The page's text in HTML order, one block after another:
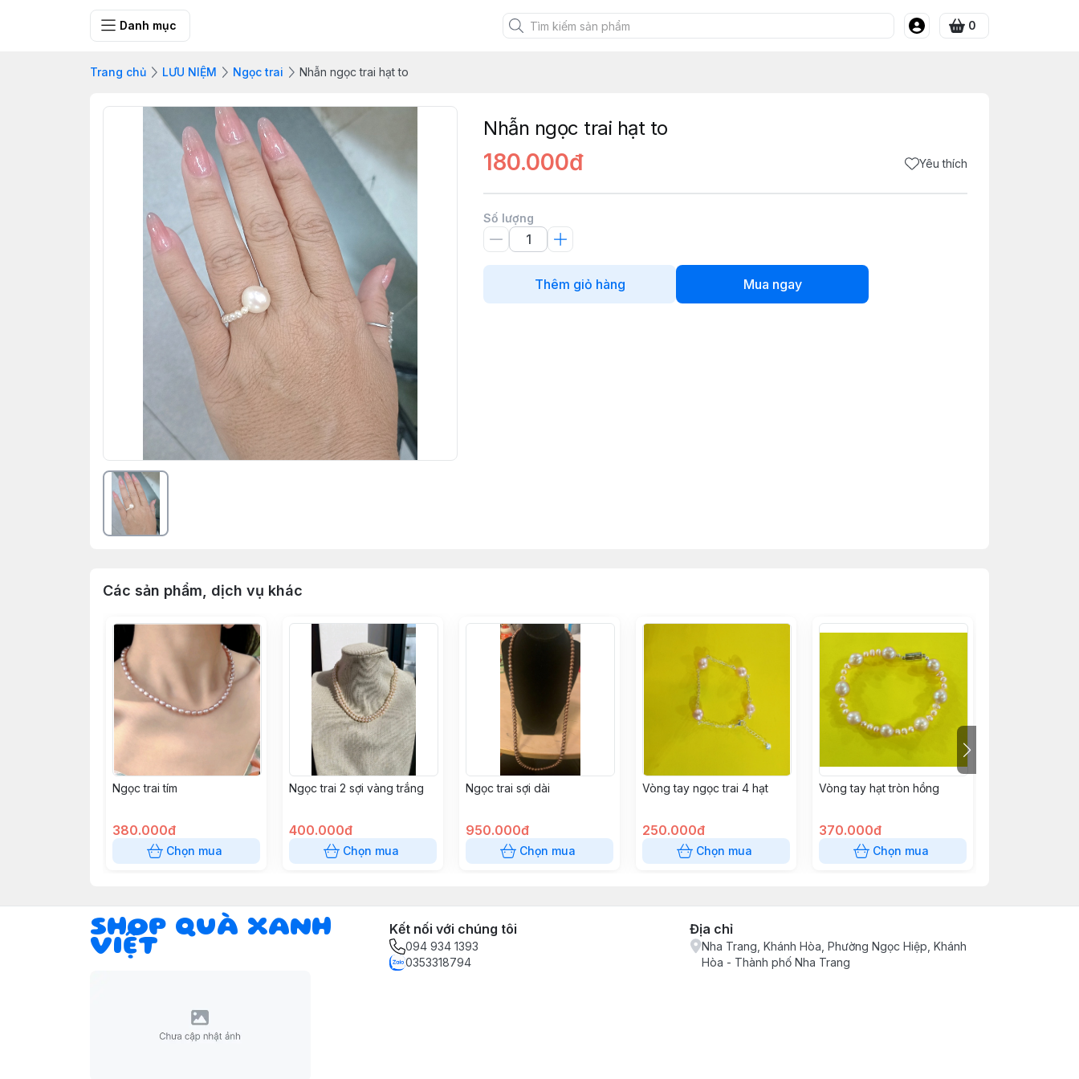
Danh mục 0
Trang chủ LƯU NIỆM Ngọc trai Nhẫn ngọc trai hạt to
Nhẫn ngọc trai hạt to
180.000đ Yêu thích
Số lượng
Thêm giỏ hàng Mua ngay
Các sản phẩm, dịch vụ khác
Ngọc trai tím
380.000đ
Chọn mua
Ngọc trai 2 sợi vàng trắng
400.000đ
Chọn mua
Ngọc trai sợi dài
950.000đ
Chọn mua
Vòng tay ngọc trai 4 hạt
250.000đ
Chọn mua
Vòng tay hạt tròn hồng
370.000đ
Chọn mua
SHOP QUÀ XANH
VIỆT
Kết nối với chúng tôi
094 934 1393
0353318794
Địa chỉ
Nha Trang, Khánh Hòa, Phường Ngọc Hiệp, Khánh
Hòa - Thành phố Nha Trang